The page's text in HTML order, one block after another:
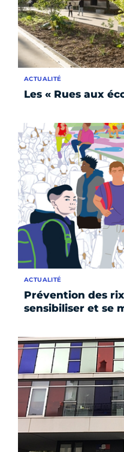
Les « Rues aux
ACTUALITÉ
Prévention des
sensibiliser et se
ACTUALITÉ